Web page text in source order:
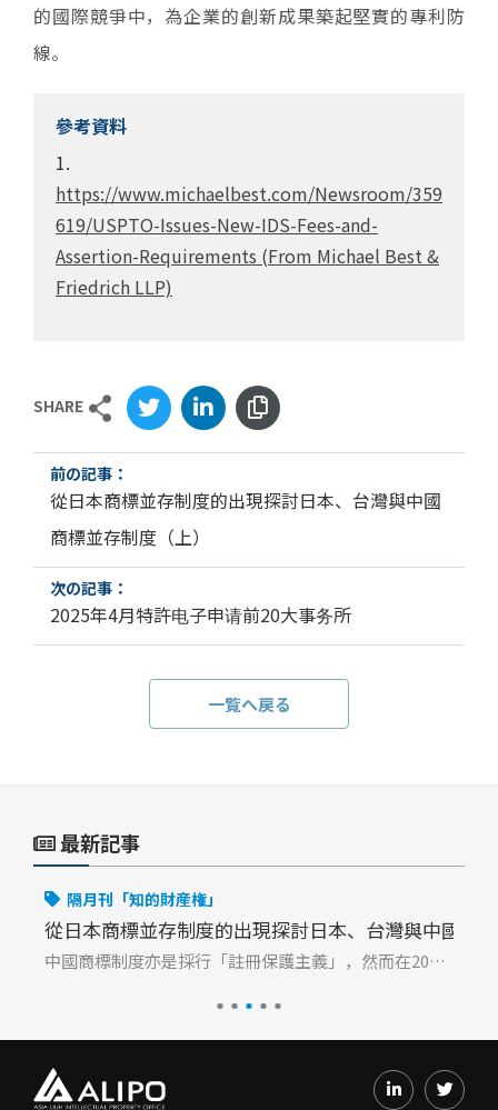
的國際競爭中，為企業的創新成果築起堅實的專利防
線。
參考資料
1.
https://www.michaelbest.com/Newsroom/359
619/USPTO-Issues-New-IDS-Fees-and-
Assertion-Requirements (From Michael Best &
Friedrich LLP)
SHARE
從日本商標並存制度的出現探討日本、台灣與中國
商標並存制度（上）
2025年4月特許电子申请前20大事务所
一覧へ戻る
最新記事
隔月刊「知的財産権」
從日本商標並存制度的出現探討日本、台灣與中國商
中國商標制度亦是採行「註冊保護主義」，然而在2013年修法前，無論是中國商標局、商標評審委員會乃至法院均未採納並存註冊同意書12，蓋因中國《商標法》對「商標並存」幾無討論空間，其中第30條即規定：「申請註冊的商標，凡不符合本法有關規定或者同他人在同一種商品或者類似商品上已經註冊的或者初步審定的商標相同或者近似的，由商標局駁回申請